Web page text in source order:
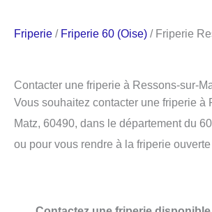
Friperie / Friperie 60 (Oise) / Friperie
Contacter une friperie à Ressons-sur-
Vous souhaitez contacter une friperie à
Matz, 60490, dans le département du
ou pour vous rendre à la friperie